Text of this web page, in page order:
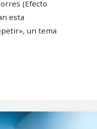
(Efecto
esta
un tema